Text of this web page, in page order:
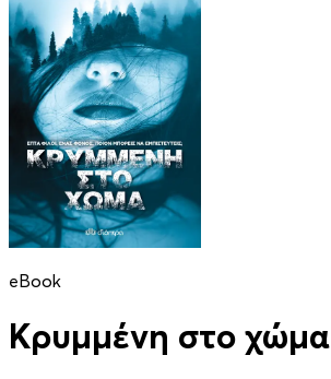
eBook
Κρυμμένη στο χώμα